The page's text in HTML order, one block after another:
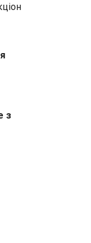
з